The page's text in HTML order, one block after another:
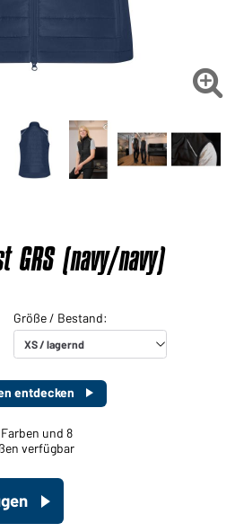

GRS (navy/navy)
entdecken
und 8
verfügbar